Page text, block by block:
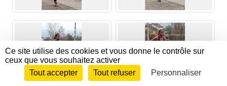
Envie de participer ? CONNEXION
Ce site utilise des cookies et vous donne le contrôle sur
ceux que vous souhaitez activer
Tout accepter
Tout refuser Personnaliser